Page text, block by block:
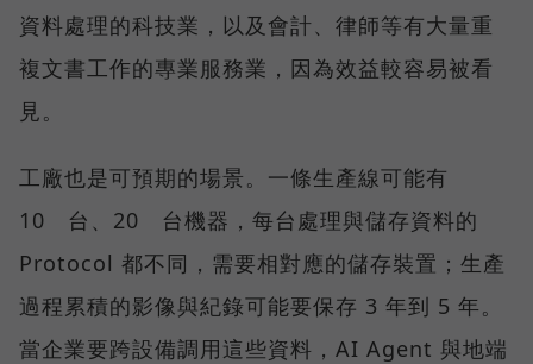
資料處理的科技業，以及會計、律師等有大量重
複文書工作的專業服務業，因為效益較容易被看
見。
工廠也是可預期的場景。一條生產線可能有
10 台、20 台機器，每台處理與儲存資料的
Protocol 都不同，需要相對應的儲存裝置；生產
過程累積的影像與紀錄可能要保存 3 年到 5 年。
當企業要跨設備調用這些資料，AI Agent 與地端